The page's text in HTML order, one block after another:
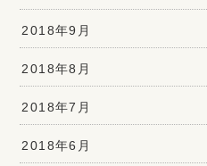
2018年9月
2018年8月
2018年7月
2018年6月